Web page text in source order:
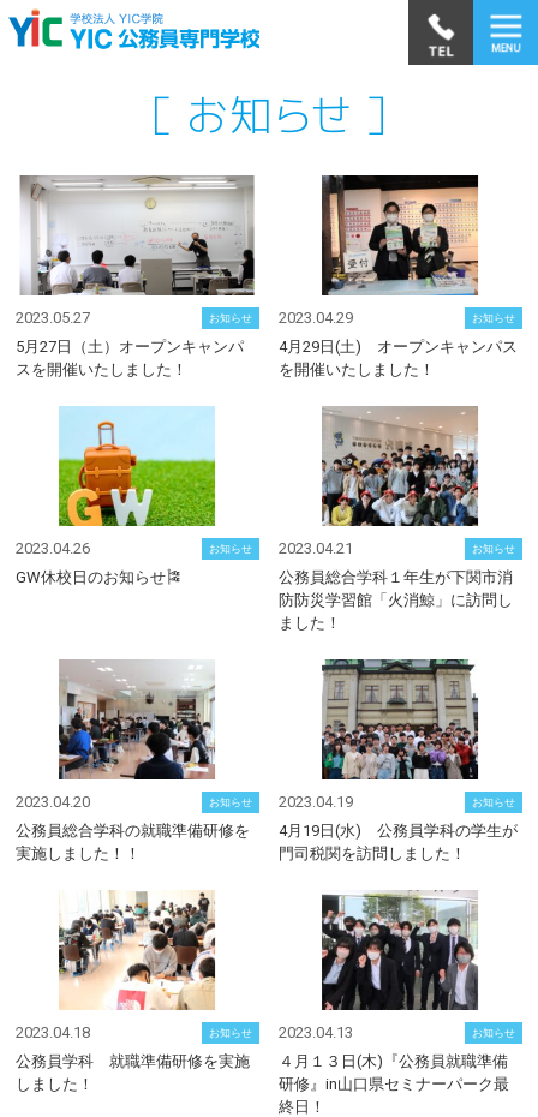
2023.05.27 お知らせ
5月27日（土）オープンキャンパ
スを開催いたしました！
2023.04.29 お知らせ
4月29日(土) オープンキャンパス
を開催いたしました！
2023.04.26 お知らせ
GW休校日のお知らせ🎏
2023.04.21 お知らせ
公務員総合学科１年生が下関市消
防防災学習館「火消鯨」に訪問し
ました！
2023.04.20 お知らせ
公務員総合学科の就職準備研修を
実施しました！！
2023.04.19 お知らせ
4月19日(水) 公務員学科の学生が
門司税関を訪問しました！
2023.04.18 お知らせ
公務員学科 就職準備研修を実施
しました！
2023.04.13 お知らせ
４月１３日(木)『公務員就職準備
研修』in山口県セミナーパーク最
終日！